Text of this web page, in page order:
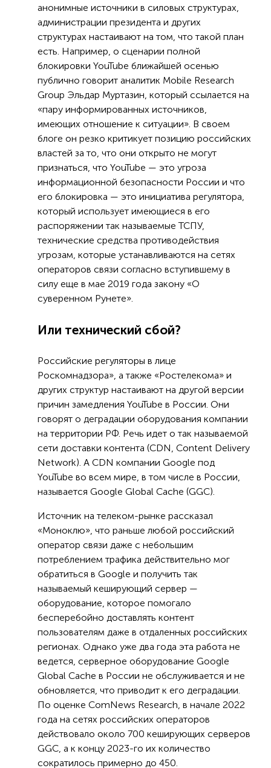
анонимные источники в силовых структурах,
администрации президента и других
структурах настаивают на том, что такой план
есть. Например, о сценарии полной
блокировки YouTube ближайшей осенью
публично говорит аналитик Mobile Research
Group Эльдар Муртазин, который ссылается на
«пару информированных источников,
имеющих отношение к ситуации». В своем
блоге он резко критикует позицию российских
властей за то, что они открыто не могут
признаться, что YouTube — это угроза
информационной безопасности России и что
его блокировка — это инициатива регулятора,
который использует имеющиеся в его
распоряжении так называемые ТСПУ,
технические средства противодействия
угрозам, которые устанавливаются на сетях
операторов связи согласно вступившему в
силу еще в мае 2019 года закону «О
суверенном Рунете».
Или технический сбой?
Российские регуляторы в лице
Роскомнадзора», а также «Ростелекома» и
других структур настаивают на другой версии
причин замедления YouTube в России. Они
говорят о деградации оборудования компании
на территории РФ. Речь идет о так называемой
сети доставки контента (CDN, Content Delivery
Network). А CDN компании Google под
YouTube во всем мире, в том числе в России,
называется Google Global Cache (GGC).
Источник на телеком-рынке рассказал
«Моноклю», что раньше любой российский
оператор связи даже с небольшим
потреблением трафика действительно мог
обратиться в Google и получить так
называемый кеширующий сервер —
оборудование, которое помогало
бесперебойно доставлять контент
пользователям даже в отдаленных российских
регионах. Однако уже два года эта работа не
ведется, серверное оборудование Google
Global Cache в России не обслуживается и не
обновляется, что приводит к его деградации.
По оценке ComNews Research, в начале 2022
года на сетях российских операторов
действовало около 700 кеширующих серверов
GGC, а к концу 2023-го их количество
сократилось примерно до 450.